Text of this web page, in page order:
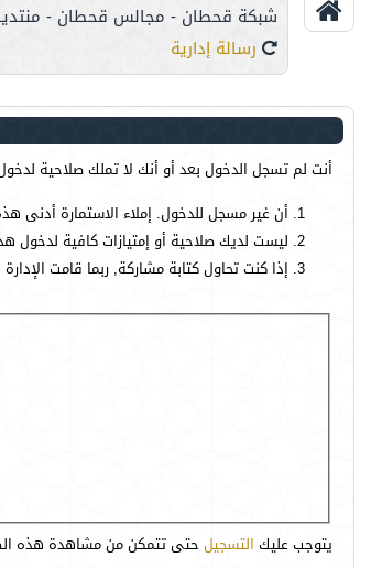
شبكة قحطان - مجالس قحطان -
رسالة إدارية
أنت لم تسجل الدخول بعد أو أنك لا تملك صلاحية
أن غير مسجل للدخول. إملاء الاستمارة أدنى
ليست لديك صلاحية أو إمتيازات كافية
إذا كنت تحاول كتابة مشاركة, ربما قامت
يتوجب عليك التسجيل حتى تتمكن من مشاهدة هذه